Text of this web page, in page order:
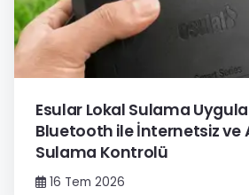
Esular Lokal Sulama
Bluetooth ile İnternetsiz ve
Sulama Kontrolü
16 Tem 2026